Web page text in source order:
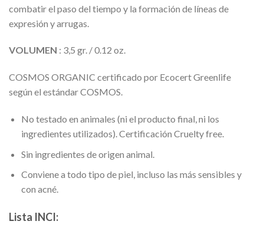
combatir el paso del tiempo y la formación de líneas de
expresión y arrugas.
VOLUMEN : 3,5 gr. / 0.12 oz.
COSMOS ORGANIC certificado por Ecocert Greenlife
según el estándar COSMOS.
No testado en animales (ni el producto final, ni los
ingredientes utilizados). Certificación Cruelty free.
Sin ingredientes de origen animal.
Conviene a todo tipo de piel, incluso las más sensibles y
con acné.
Lista INCI: